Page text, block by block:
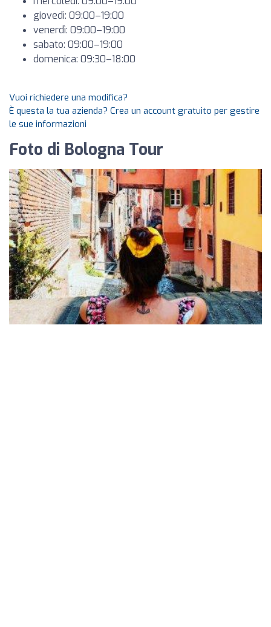
giovedì: 09:00–19:00
venerdì: 09:00–19:00
sabato: 09:00–19:00
domenica: 09:30–18:00
Vuoi richiedere una modifica?
È questa la tua azienda? Crea un account gratuito per gestire
le sue informazioni
Foto di Bologna Tour